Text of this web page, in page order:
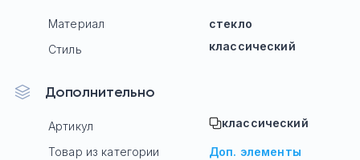
Материал
стекло
Стиль
классический
Дополнительно
Артикул классический
Товар из категории
Доп. элементы